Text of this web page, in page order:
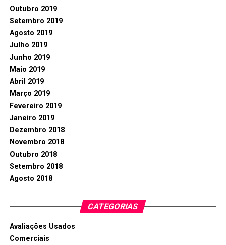
Outubro 2019
Setembro 2019
Agosto 2019
Julho 2019
Junho 2019
Maio 2019
Abril 2019
Março 2019
Fevereiro 2019
Janeiro 2019
Dezembro 2018
Novembro 2018
Outubro 2018
Setembro 2018
Agosto 2018
CATEGORIAS
Avaliações Usados
Comerciais